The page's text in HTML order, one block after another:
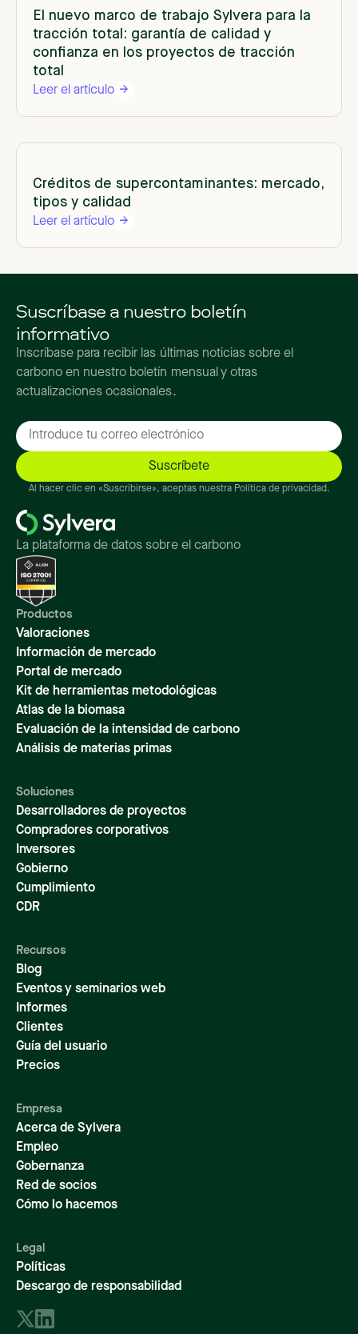
El nuevo marco de trabajo Sylvera para la
tracción total: garantía de calidad y
confianza en los proyectos de tracción
total
Leer el artículo
Créditos de supercontaminantes: mercado,
tipos y calidad
Leer el artículo
Suscríbase a nuestro boletín
informativo
Inscríbase para recibir las últimas noticias sobre el
carbono en nuestro boletín mensual y otras
actualizaciones ocasionales.
Al hacer clic en «Suscribirse», aceptas nuestra Política de privacidad.
La plataforma de datos sobre el carbono
Productos
Valoraciones
Información de mercado
Portal de mercado
Kit de herramientas metodológicas
Atlas de la biomasa
Evaluación de la intensidad de carbono
Análisis de materias primas
Soluciones
Desarrolladores de proyectos
Compradores corporativos
Inversores
Gobierno
Cumplimiento
CDR
Recursos
Blog
Eventos y seminarios web
Informes
Clientes
Guía del usuario
Precios
Empresa
Acerca de Sylvera
Empleo
Gobernanza
Red de socios
Cómo lo hacemos
Legal
Políticas
Descargo de responsabilidad